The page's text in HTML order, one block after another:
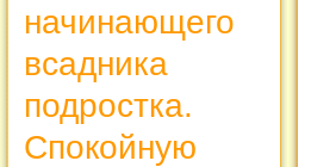
начинающего
всадника
подростка.
Спокойную